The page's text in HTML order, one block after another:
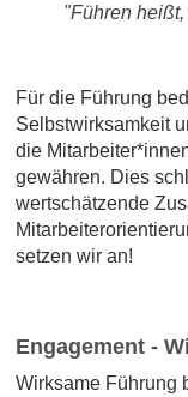
"Führen
Für die Führung
Selbstwirksamkeit
die
gewähren. Dies
wertschätzende
setzen wir an!
Engagement -
Wirksame Führung